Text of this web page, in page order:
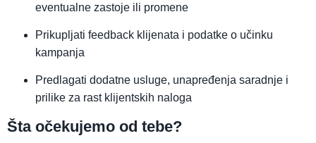
eventualne zastoje ili promene
Prikupljati feedback klijenata i podatke o učinku
kampanja
Predlagati dodatne usluge, unapređenja saradnje i
prilike za rast klijentskih naloga
Šta očekujemo od tebe?